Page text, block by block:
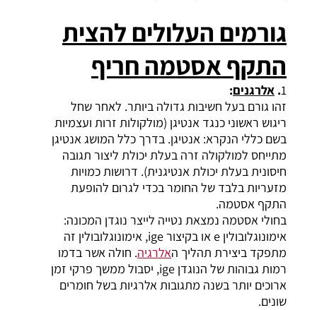
גורמים העלולים להצית
התקף אסטמהחריף
1
. אלרגנים:
זהו גורם בעל חשיבות גדולה ביותר. לאחר שחל
ריגוש ראשוני כנגד אנטיגן (מולקולות זרות ועצמיות
בשם כללי הנקרא: אנטיגן. בדרך כלל המושג אנטיגן
מתייחס למולקולה זרה בעלת יכולת ליצור תגובה
חיסונית בעלת יכולת אנטיגנית). דרושות כמויות
מזעריות בלבד של החומר בכדי לגרום להופעת
התקף אסטמה.
בחולי אסטמה נמצאת נטייה לייצר נוגדן המכונה:
אימונוגלובולין e או בקיצור ige, אימונוגלובולין זה
מתפקד ביצירת תהליך האלרגיה. חולה אשר בדמו
רמות גבוהות של הנוגדן ige, יסבול ממשך פרקי זמן
ארוכים יותר בשנה מתגובות אלרגיות בשל חומרים
שונים.